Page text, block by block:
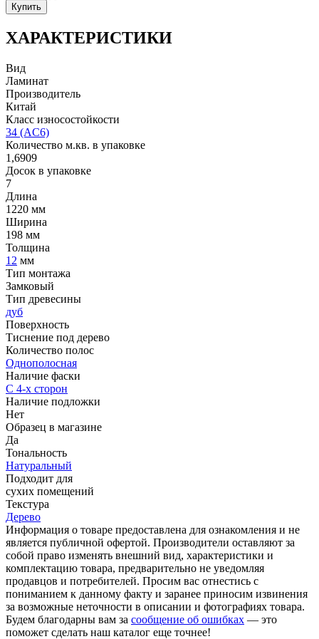
Купить
ХАРАКТЕРИСТИКИ
Вид
Ламинат
Производитель
Китай
Класс износостойкости
34 (AC6)
Количество м.кв. в упаковке
1,6909
Досок в упаковке
7
Длина
1220 мм
Ширина
198 мм
Толщина
12 мм
Тип монтажа
Замковый
Тип древесины
дуб
Поверхность
Тиснение под дерево
Количество полос
Однополосная
Наличие фаски
С 4-х сторон
Наличие подложки
Нет
Образец в магазине
Да
Тональность
Натуральный
Подходит для
cухих помещений
Текстура
Дерево
Информация о товаре предоставлена для ознакомления и не
является публичной офертой. Производители оставляют за
собой право изменять внешний вид, характеристики и
комплектацию товара, предварительно не уведомляя
продавцов и потребителей. Просим вас отнестись с
пониманием к данному факту и заранее приносим извинения
за возможные неточности в описании и фотографиях товара.
Будем благодарны вам за сообщение об ошибках — это
поможет сделать наш каталог еще точнее!